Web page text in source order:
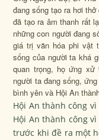
đang sống tạo ra hơi
đã tạo ra âm thanh rất
những con người đang
giá trị văn hóa phi vật
sống của người ta khá
quan trọng, họ ứng
người ta đang sống,
bình yên và Hội An
Hội An thành công
Hội An thành công
trước khi đề ra một